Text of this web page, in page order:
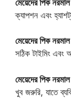
মেয়েদের পিক নরমাল
ক্যাপশন এবং
মেয়েদের পিক নরমাল
সঠিক টাইমিং এবং
মেয়েদের পিক নরমাল
খুব জরুরি, যাতে